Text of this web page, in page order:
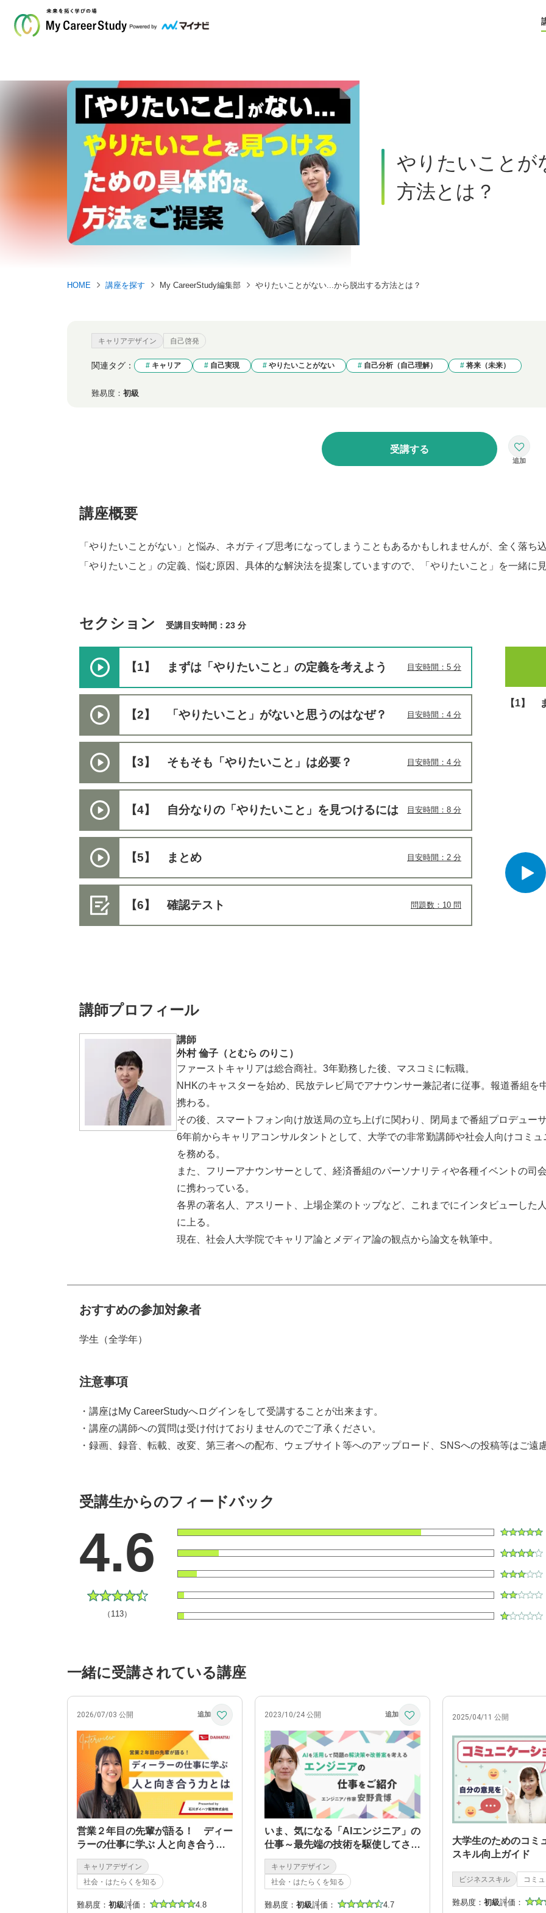
やりたいことが
方法とは？
HOME 講座を探す My CareerStudy編集部 やりたいことがない...から脱出する方法とは？
キャリアデザイン 自己啓発
関連タグ： キャリア 自己実現 やりたいことがない 自己分析（自己理解） 将来（未来）
難易度： 初級
受講する
講座概要
「やりたいことがない」と悩み、ネガティブ思考になってしまうこともあるかもしれませんが、全く落ち
「やりたいこと」の定義、悩む原因、具体的な解決法を提案していますので、「やりたいこと」を一緒に
セクション 受講目安時間：23 分
【1】 まずは「やりたいこと」の定義を考えよう 目安時間：5 分
【2】 「やりたいこと」がないと思うのはなぜ？ 目安時間：4 分
【3】 そもそも「やりたいこと」は必要？ 目安時間：4 分
【4】 自分なりの「やりたいこと」を見つけるには 目安時間：8 分
【5】 まとめ 目安時間：2 分
【6】 確認テスト 問題数：10 問
【1】
講師プロフィール
講師
外村 倫子（とむら のりこ）
ファーストキャリアは総合商社。3年勤務した後、マスコミに転職。
NHKのキャスターを始め、民放テレビ局でアナウンサー兼記者に従事。報道番組を
携わる。
その後、スマートフォン向け放送局の立ち上げに関わり、閉局まで番組プロデュー
6年前からキャリアコンサルタントとして、大学での非常勤講師や社会人向けコミ
を務める。
また、フリーアナウンサーとして、経済番組のパーソナリティや各種イベントの司
に携わっている。
各界の著名人、アスリート、上場企業のトップなど、これまでにインタビューした
に上る。
現在、社会人大学院でキャリア論とメディア論の観点から論文を執筆中。
おすすめの参加対象者
学生（全学年）
注意事項
・講座はMy CareerStudyへログインをして受講することが出来ます。
・講座の講師への質問は受け付けておりませんのでご了承ください。
・録画、録音、転載、改変、第三者への配布、ウェブサイト等へのアップロード、SNSへの投稿等はご遠
受講生からのフィードバック
4.6
（113）
一緒に受講されている講座
2026/07/03 公開
営業２年目の先輩が語る！ ディー
ラーの仕事に学ぶ 人と向き合う力
とは
キャリアデザイン
社会・はたらくを知る
難易度： 初級評価： 4.8
2023/10/24 公開
いま、気になる「AIエンジニア」の
仕事～最先端の技術を駆使してさま
ざまな課題を解決～
キャリアデザイン
社会・はたらくを知る
難易度： 初級評価： 4.7
2025/04/11 公開
大学生のためのコミ
スキル向上ガイド
ビジネススキル コミ
難易度： 初級評価：